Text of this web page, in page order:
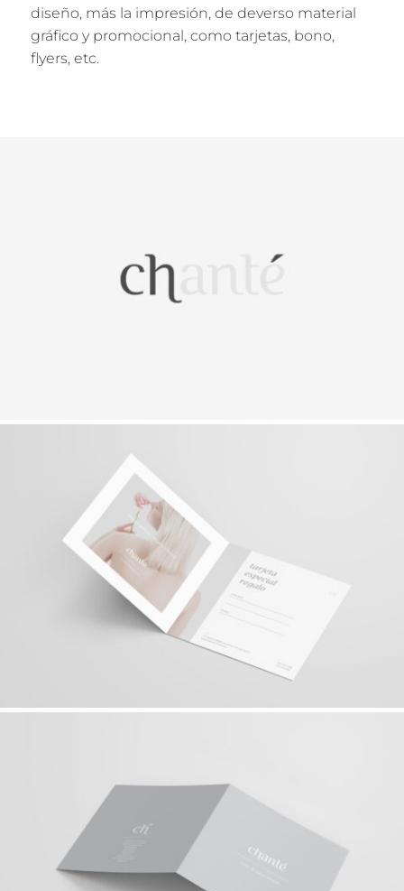
diseño, más la impresión, de deverso material
gráfico y promocional, como tarjetas, bono,
flyers, etc.